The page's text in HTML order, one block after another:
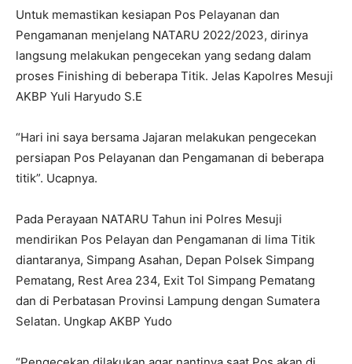
Untuk memastikan kesiapan Pos Pelayanan dan
Pengamanan menjelang NATARU 2022/2023, dirinya
langsung melakukan pengecekan yang sedang dalam
proses Finishing di beberapa Titik. Jelas Kapolres Mesuji
AKBP Yuli Haryudo S.E
“Hari ini saya bersama Jajaran melakukan pengecekan
persiapan Pos Pelayanan dan Pengamanan di beberapa
titik”. Ucapnya.
Pada Perayaan NATARU Tahun ini Polres Mesuji
mendirikan Pos Pelayan dan Pengamanan di lima Titik
diantaranya, Simpang Asahan, Depan Polsek Simpang
Pematang, Rest Area 234, Exit Tol Simpang Pematang
dan di Perbatasan Provinsi Lampung dengan Sumatera
Selatan. Ungkap AKBP Yudo